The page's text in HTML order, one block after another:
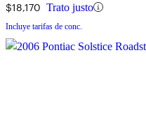
$18,170 Trato justo
Incluye tarifas de conc.